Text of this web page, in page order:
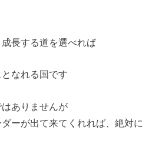
長する道を選べれば
なれる国です
ありませんが
ーが出て来てくれれば、絶対に